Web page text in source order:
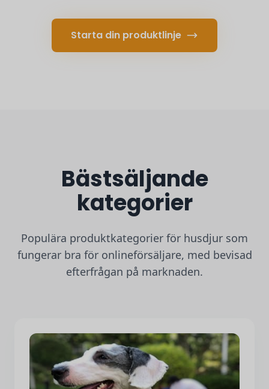
Starta din produktlinje
Bästsäljande
kategorier
Populära produktkategorier för husdjur som
fungerar bra för onlineförsäljare, med bevisad
efterfrågan på marknaden.